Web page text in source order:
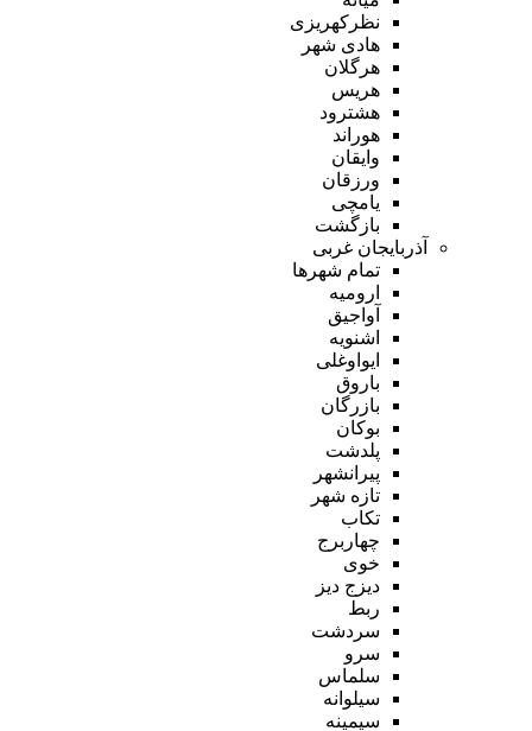
نظرکهریزی
هادی شهر
هرگلان
هریس
هشترود
هوراند
وایقان
ورزقان
یامچی
بازگشت
آذربایجان غربی
تمام شهر‌ها
ارومیه
آواجیق
اشنویه
ایواوغلی
باروق
بازرگان
بوکان
پلدشت
پیرانشهر
تازه شهر
تکاب
چهاربرج
خوی
دیزج دیز
ربط
سردشت
سرو
سلماس
سیلوانه
سیمینه